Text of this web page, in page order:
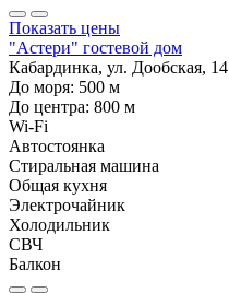
Показать цены
"Астери" гостевой дом
Кабардинка, ул. Дообская, 14
До моря: 500 м
До центра: 800 м
Wi-Fi
Автостоянка
Стиральная машина
Общая кухня
Электрочайник
Холодильник
СВЧ
Балкон